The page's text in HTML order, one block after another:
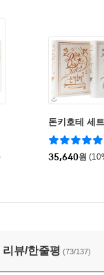
돈키호테 세트
35,640원
리뷰/한줄평 (73/137)